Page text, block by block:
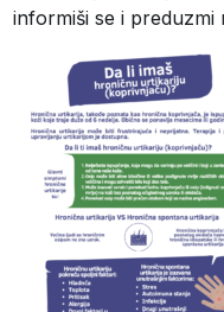
informiši se i preduzmi